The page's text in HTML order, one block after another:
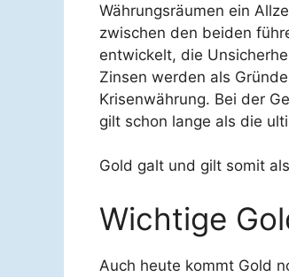
Währungsräumen ein
zwischen den beiden
entwickelt, die
Zinsen werden als
Krisenwährung. Bei der
gilt schon lange als die
Gold galt und gilt somit
Wichtige
Auch heute kommt Gold